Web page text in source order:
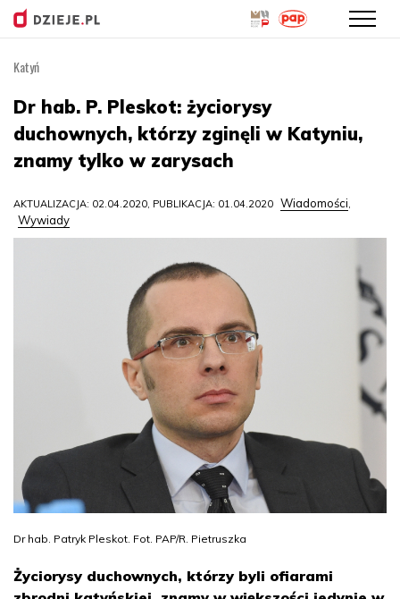
treści
Katyń
Dr hab. P. Pleskot: życiorysy
duchownych, którzy zginęli w Katyniu,
znamy tylko w zarysach
AKTUALIZACJA: 02.04.2020, PUBLIKACJA: 01.04.2020 Wiadomości,
Wywiady
Dr hab. Patryk Pleskot. Fot. PAP/R. Pietruszka
Życiorysy duchownych, którzy byli ofiarami